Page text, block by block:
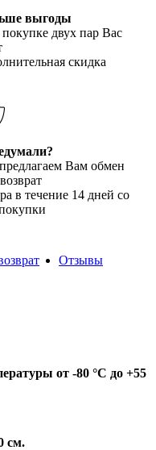
выгоды
двух пар Вас
скидка
Вам обмен
в течение 14 дней со
Отзывы
от -80 °C до +55
см.